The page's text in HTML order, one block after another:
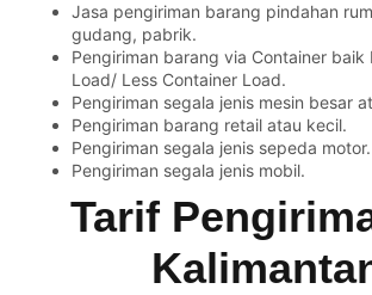
Jasa pengiriman barang pindahan
gudang, pabrik.
Pengiriman barang via Container baik
Load/ Less Container Load.
Pengiriman segala jenis mesin besar
Pengiriman barang retail atau kecil.
Pengiriman segala jenis sepeda motor.
Pengiriman segala jenis mobil.
Tarif